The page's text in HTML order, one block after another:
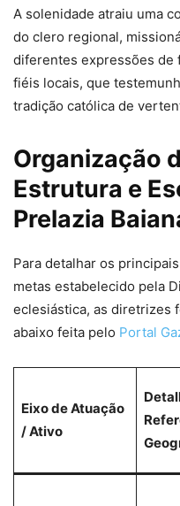
A solenidade atraiu uma
do clero regional,
diferentes expressões de
fiéis locais, que
tradição católica de
Organização
Estrutura e
Prelazia
Para detalhar os
metas estabelecido pela
eclesiástica, as diretrizes
abaixo feita pelo Portal
Eixo de Atuação
/ Ativo